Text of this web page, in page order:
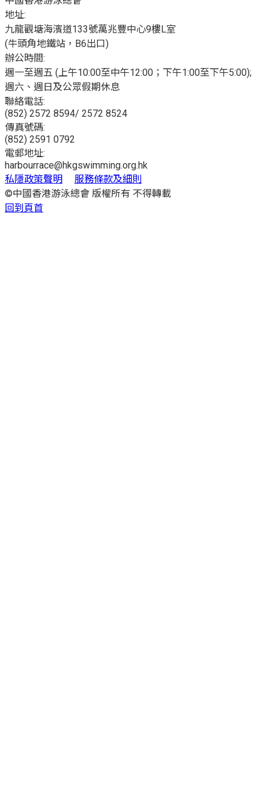
地址:
九龍觀塘海濱道133號萬兆豐中心9樓L室
(牛頭角地鐵站，B6出口)
辦公時間:
週一至週五 (上午10:00至中午12:00；下午1:00至下午5:00);
週六、週日及公眾假期休息
聯絡電話:
(852) 2572 8594/ 2572 8524
傳真號碼:
(852) 2591 0792
電郵地址:
harbourrace@hkgswimming.org.hk
私隱政策聲明
服務條款及細則
©中國香港游泳總會 版權所有 不得轉載
回到頁首